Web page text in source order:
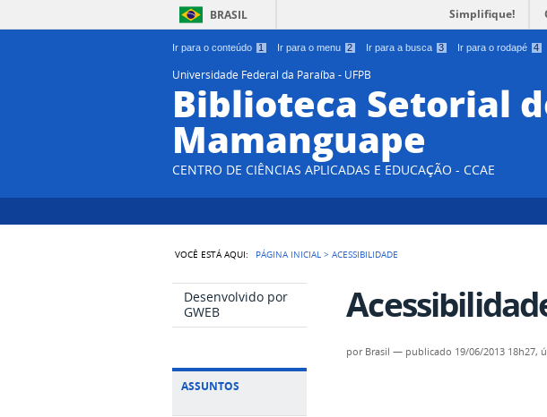
Ir para o conteúdo 1 Ir para o menu 2 Ir para a busca 3 Ir para o rodapé 4
BRASIL Simplifique!
Universidade Federal da Paraíba - UFPB
Biblioteca Setorial
Mamanguape
CENTRO DE CIÊNCIAS APLICADAS E EDUCAÇÃO - CCAE
VOCÊ ESTÁ AQUI: PÁGINA INICIAL >ACESSIBILIDADE
Desenvolvido por
GWEB
ASSUNTOS
por Brasil — publicado 19/06/2013 18h27,